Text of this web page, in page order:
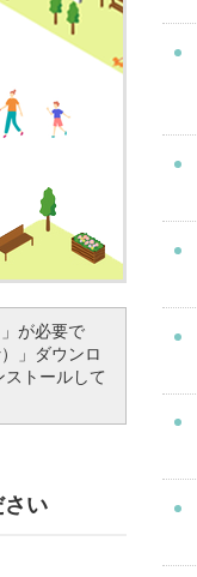
が必要で
」ダウンロ
トールして
さい